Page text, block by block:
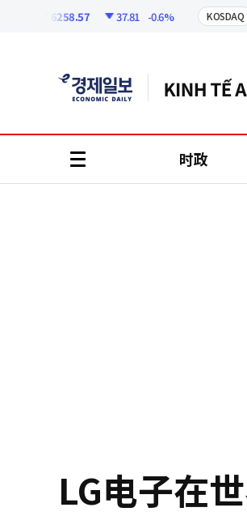
6258.57 37.81 -0.6% KOSDAQ
时政
LG电子在